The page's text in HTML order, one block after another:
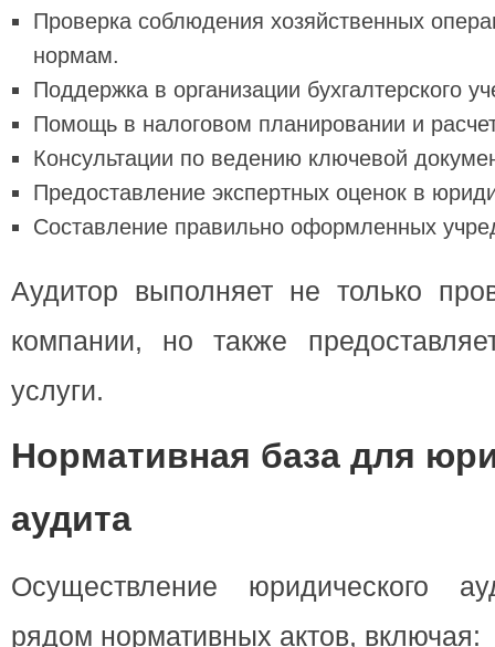
Проверка соблюдения хозяйственных
нормам.
Поддержка в организации бухгалтерского
Помощь в налоговом планировании и
Консультации по ведению ключевой
Предоставление экспертных оценок в
Составление правильно оформленных
Аудитор выполняет не только
компании, но также
услуги.
Нормативная база для
аудита
Осуществление юридического
рядом нормативных актов, включая: